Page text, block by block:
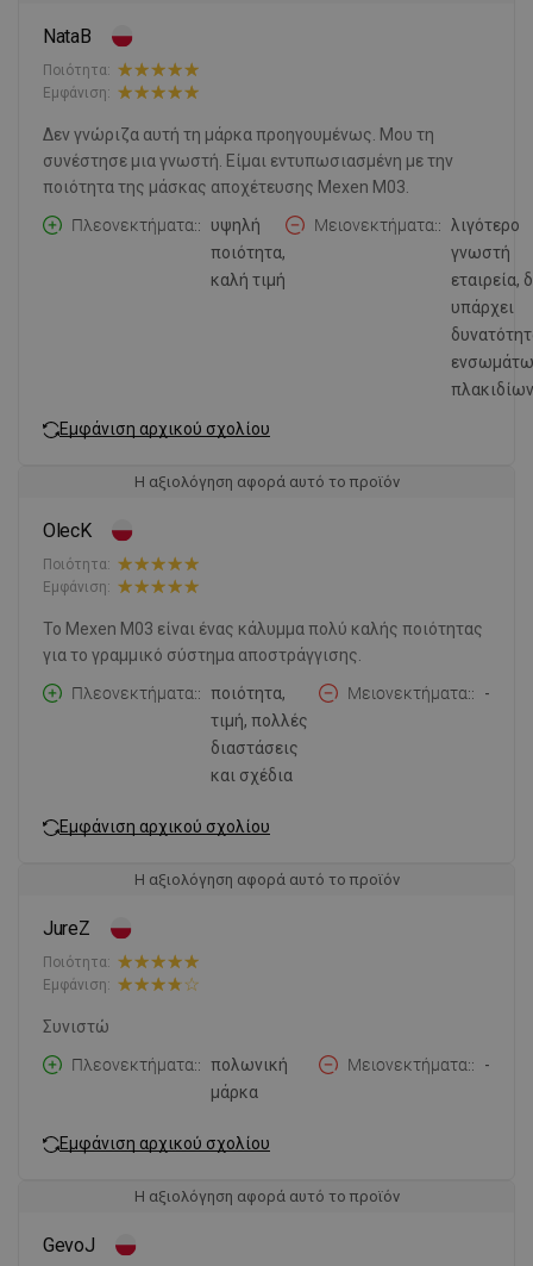
NataB
Ποιότητα:
Εμφάνιση:
Δεν γνώριζα αυτή τη μάρκα προηγουμένως. Μου τη
συνέστησε μια γνωστή. Είμαι εντυπωσιασμένη με την
ποιότητα της μάσκας αποχέτευσης Mexen M03.
Πλεονεκτήματα:
υψηλή
ποιότητα,
καλή τιμή
Μειονεκτήματα:
λιγότερο
γνωστή
εταιρεία,
υπάρχει
πλακιδίων
Εμφάνιση αρχικού σχολίου
Η αξιολόγηση αφορά αυτό το προϊόν
OlecK
Ποιότητα:
Εμφάνιση:
Το Mexen M03 είναι ένας κάλυμμα πολύ καλής ποιότητας
για το γραμμικό σύστημα αποστράγγισης.
Πλεονεκτήματα:
ποιότητα,
τιμή, πολλές
διαστάσεις
και σχέδια
Μειονεκτήματα: -
Εμφάνιση αρχικού σχολίου
Η αξιολόγηση αφορά αυτό το προϊόν
JureZ
Ποιότητα:
Εμφάνιση:
Συνιστώ
Πλεονεκτήματα:
πολωνική
μάρκα
Μειονεκτήματα: -
Εμφάνιση αρχικού σχολίου
Η αξιολόγηση αφορά αυτό το προϊόν
GevoJ